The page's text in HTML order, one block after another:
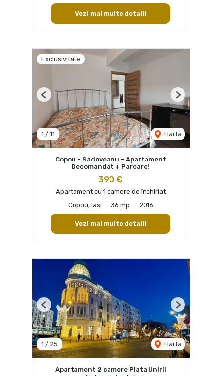
Vezi mai multe detalii
Exclusivitate
1 / 11 Harta
Previous Next
Copou - Sadoveanu - Apartament
Decomandat + Parcare!
390 €
Apartament cu 1 camere de închiriat
Copou, Iasi
36 mp 2016
Vezi mai multe detalii
1 / 25 Harta
Previous Next
Apartament 2 camere Piata Unirii